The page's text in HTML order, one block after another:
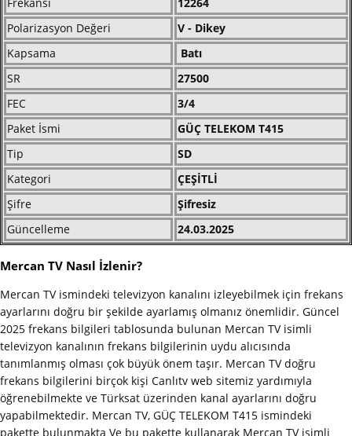
Polarizasyon Değeri
V - Dikey
Kapsama
Batı
SR
27500
FEC
3/4
Paket İsmi
GÜÇ TELEKOM T415
Tip
SD
Kategori
ÇEŞİTLİ
Şifre
Şifresiz
Güncelleme
24.03.2025
Mercan TV Nasıl İzlenir?
Mercan TV ismindeki televizyon kanalını izleyebilmek için frekans
ayarlarını doğru bir şekilde ayarlamış olmanız önemlidir. Güncel
2025 frekans bilgileri tablosunda bulunan Mercan TV isimli
televizyon kanalının frekans bilgilerinin uydu alıcısında
tanımlanmış olması çok büyük önem taşır. Mercan TV doğru
frekans bilgilerini birçok kişi Canlıtv web sitemiz yardımıyla
öğrenebilmekte ve Türksat üzerinden kanal ayarlarını doğru
yapabilmektedir. Mercan TV, GÜÇ TELEKOM T415 ismindeki
pakette bulunmakta Ve bu pakette kullanarak Mercan TV isimli